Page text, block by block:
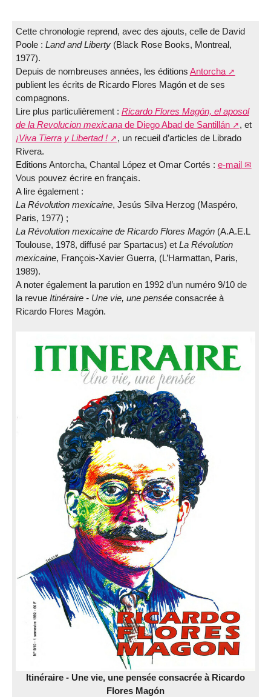
Cette chronologie reprend, avec des ajouts, celle de David
Poole : Land and Liberty (Black Rose Books, Montreal,
1977).
Depuis de nombreuses années, les éditions Antorcha
publient les écrits de Ricardo Flores Magón et de ses
compagnons.
Lire plus particulièrement : Ricardo Flores Magón, el aposol
de la Revolucion mexicanade Diego Abad de Santillán
, et
¡Viva Tierra y Libertad !
, un recueil d’articles de Librado
Rivera.
Editions Antorcha, Chantal López et Omar Cortés : e-mail
Vous pouvez écrire en français.
A lire également :
La Révolution mexicaine, Jesús Silva Herzog (Maspéro,
Paris, 1977) ;
La Révolution mexicaine de Ricardo Flores Magón (A.A.E.L
Toulouse, 1978, diffusé par Spartacus) et La Révolution
mexicaine, François-Xavier Guerra, (L’Harmattan, Paris,
1989).
A noter également la parution en 1992 d’un numéro 9/10 de
la revue Itinéraire - Une vie, une penséeconsacrée à
Ricardo Flores Magón.
Itinéraire - Une vie, une pensée consacrée à Ricardo
Flores Magón